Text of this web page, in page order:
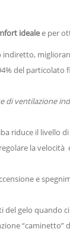
idealee per
del particolato
di ventilazione
riduce il livello
la
e
del gelo